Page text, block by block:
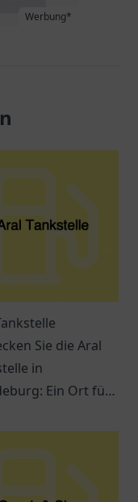
Werbung*
Sie die Aral
in
Ein Ort für
und freundlichen